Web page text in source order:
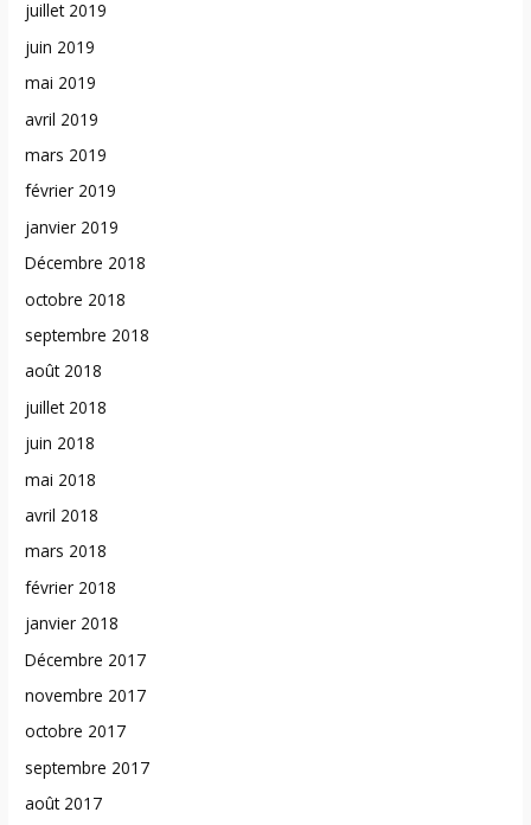
juillet 2019
juin 2019
mai 2019
avril 2019
mars 2019
février 2019
janvier 2019
Décembre 2018
octobre 2018
septembre 2018
août 2018
juillet 2018
juin 2018
mai 2018
avril 2018
mars 2018
février 2018
janvier 2018
Décembre 2017
novembre 2017
octobre 2017
septembre 2017
août 2017